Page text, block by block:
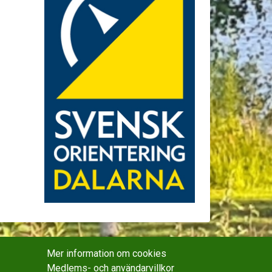
Mer information om cookies
Medlems- och användarvillkor